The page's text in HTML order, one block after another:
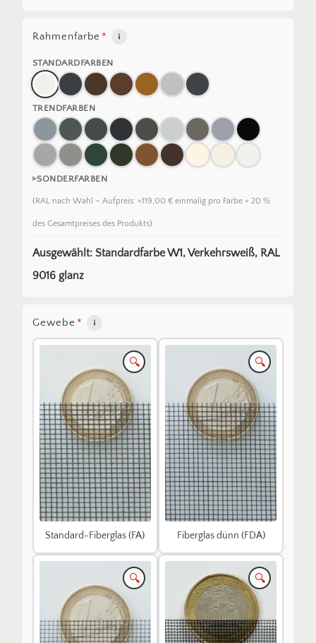
Rahmenfarbe *
STANDARDFARBEN
TRENDFARBEN
SONDERFARBEN
(RAL nach Wahl – Aufpreis: +119,00 € einmalig pro Farbe + 20 %
des Gesamtpreises des Produkts)
Ausgewählt: Standardfarbe W1, Verkehrsweiß, RAL
9016 glanz
Gewebe *
🔍
Standard-Fiberglas (FA)
🔍
Fiberglas dünn (FDA)
🔍 🔍